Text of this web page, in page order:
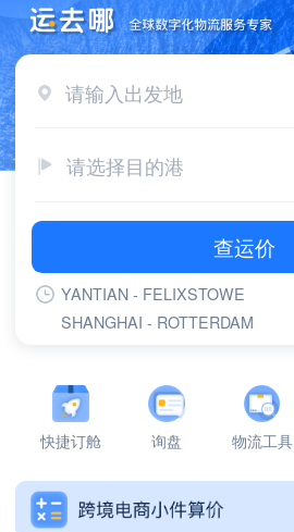
请输入出发地
请选择目的港
查运价
YANTIAN - FELIXSTOWE
SHANGHAI - ROTTERDAM
YANTIAN - LONG BEACH,CA
YANTIAN - LOS ANGELES,CA
SHANGHAI - LOS ANGELES,CA
NINGBO - GDANSK
快捷订舱 询盘 物流工具